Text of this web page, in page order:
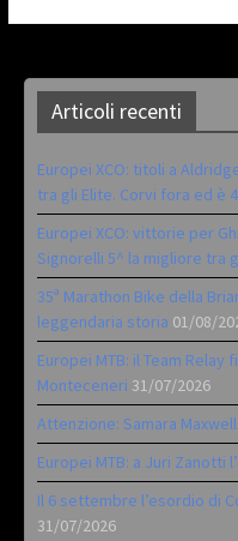
Articoli recenti
Europei XCO: titoli a
tra gli Elite. Corvi fora ed è
Europei XCO: vittorie per
Signorelli 5^ la migliore tra
35ª Marathon Bike della
leggendaria storia 01/08/
Europei MTB: il Team
Monteceneri 31/07/2026
Attenzione: Samara
Europei MTB: a Juri Zanotti
Il 6 settembre l’esordio di
31/07/2026